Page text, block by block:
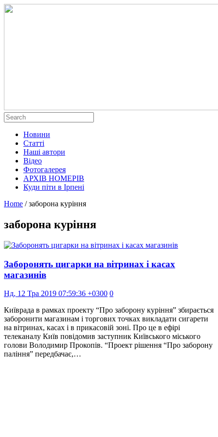
Новини
Статті
Наші автори
Відео
Фотогалерея
АРХІВ НОМЕРІВ
Куди піти в Ірпені
Home / заборона куріння
заборона куріння
Заборонять цигарки на вітринах і касах
магазинів
Нд, 12 Тра 2019 07:59:36 +0300 0
Київрада в рамках проекту “Про заборону куріння” збирається
заборонити магазинам і торгових точках викладати сигарети
на вітринах, касах і в прикасовій зоні. Про це в ефірі
телеканалу Київ повідомив заступник Київського міського
голови Володимир Прокопів. “Проект рішення “Про заборону
паління” передбачає,…